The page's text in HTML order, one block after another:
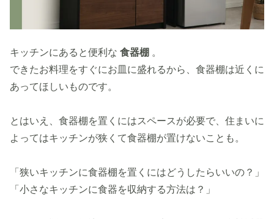
キッチンにあると便利な 食器棚 。
できたお料理をすぐにお皿に盛れるから、食器棚は近くに
あってほしいものです。
とはいえ、食器棚を置くにはスペースが必要で、住まいに
よってはキッチンが狭くて食器棚が置けないことも。
「狭いキッチンに食器棚を置くにはどうしたらいいの？」
「小さなキッチンに食器を収納する方法は？」